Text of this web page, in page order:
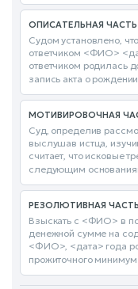
ОПИСАТЕЛЬНАЯ ЧАСТЬ
Судом установлено,
ответчиком <ФИО>
ответчиком родилась
запись акта о
МОТИВИРОВОЧНАЯ
Суд, определив
выслушав истца,
считает, что исковые
следующим
РЕЗОЛЮТИВНАЯ ЧАСТЬ
Взыскать с <ФИО> в
денежной сумме на
<ФИО>, <дата> года
прожиточного